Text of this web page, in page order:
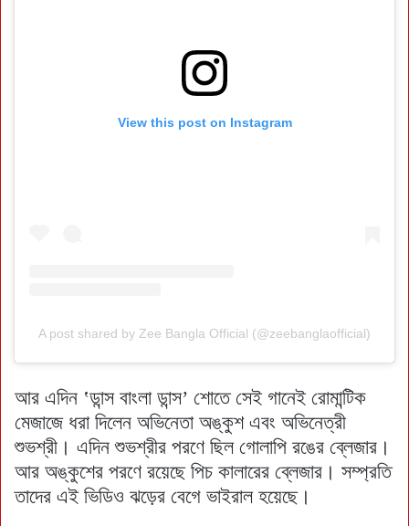
View this post on Instagram
A post shared by Zee Bangla Official (@zeebanglaofficial)
আর এদিন ‛ডান্স বাংলা ডান্স’ শোতে সেই গানেই রোমান্টিক
মেজাজে ধরা দিলেন অভিনেতা অঙ্কুশ এবং অভিনেত্রী
শুভশ্রী। এদিন শুভশ্রীর পরণে ছিল গোলাপি রঙের ব্লেজার।
আর অঙ্কুশের পরণে রয়েছে পিচ কালারের ব্লেজার। সম্প্রতি
তাদের এই ভিডিও ঝড়ের বেগে ভাইরাল হয়েছে।